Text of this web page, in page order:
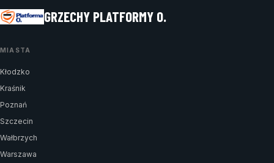
GRZECHY PLATFORMY O.
MIASTA
Kłodzko
Kraśnik
Poznań
Szczecin
Wałbrzych
Warszawa